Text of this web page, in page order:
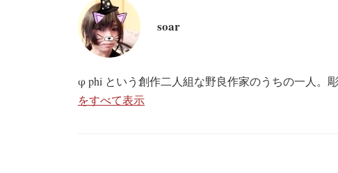
soar
φ phi という創作二人組な野良作家のうちの一人。
をすべて表示